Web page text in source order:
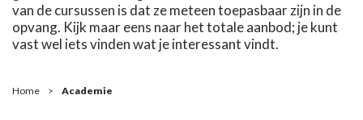
van de cursussen is dat ze meteen toepasbaar zijn in de
opvang. Kijk maar eens naar het totale aanbod; je kunt
vast wel iets vinden wat je interessant vindt.
Home Academie